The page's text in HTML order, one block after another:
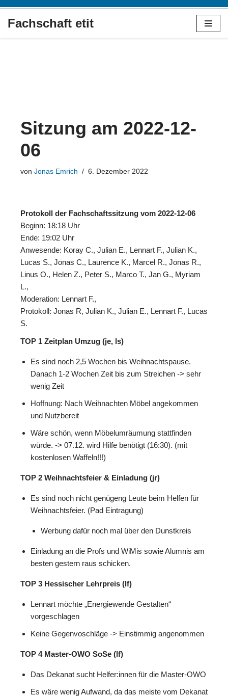
Fachschaft etit
Sitzung am 2022-12-
06
von Jonas Emrich 6. Dezember 2022
Protokoll der Fachschaftssitzung vom 2022-12-06
Beginn: 18:18 Uhr
Ende: 19:02 Uhr
Anwesende: Koray C., Julian E., Lennart F., Julian K.,
Lucas S., Jonas C., Laurence K., Marcel R., Jonas R.,
Linus O., Helen Z., Peter S., Marco T., Jan G., Myriam
L.,
Moderation: Lennart F.,
Protokoll: Jonas R, Julian K., Julian E., Lennart F., Lucas
S.
TOP 1 Zeitplan Umzug (je, ls)
Es sind noch 2,5 Wochen bis Weihnachtspause.
Danach 1-2 Wochen Zeit bis zum Streichen -> sehr
wenig Zeit
Hoffnung: Nach Weihnachten Möbel angekommen
und Nutzbereit
Wäre schön, wenn Möbelumräumung stattfinden
würde. -> 07.12. wird Hilfe benötigt (16:30). (mit
kostenlosen Waffeln!!!)
TOP 2 Weihnachtsfeier & Einladung (jr)
Es sind noch nicht genügeng Leute beim Helfen für
Weihnachtsfeier. (Pad Eintragung)
Werbung dafür noch mal über den Dunstkreis
Einladung an die Profs und WiMis sowie Alumnis am
besten gestern raus schicken.
TOP 3 Hessischer Lehrpreis (lf)
Lennart möchte „Energiewende Gestalten“
vorgeschlagen
Keine Gegenvoschläge -> Einstimmig angenommen
TOP 4 Master-OWO SoSe (lf)
Das Dekanat sucht Helfer:innen für die Master-OWO
Es wäre wenig Aufwand, da das meiste vom Dekanat